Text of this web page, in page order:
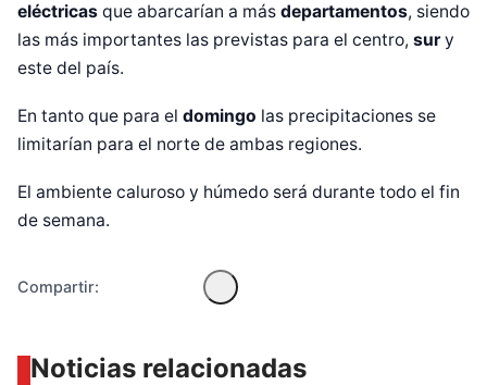
eléctricas que abarcarían a más departamentos, siendo
las más importantes las previstas para el centro, sury
este del país.
En tanto que para el domingo las precipitaciones se
limitarían para el norte de ambas regiones.
El ambiente caluroso y húmedo será durante todo el fin
de semana.
Compartir:
Diseñado por Shiro
Noticias relacionadas